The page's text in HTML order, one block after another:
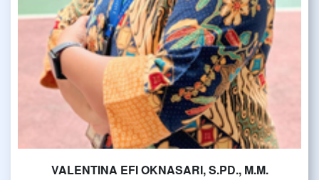
VALENTINA EFI OKNASARI, S.PD., M.M.